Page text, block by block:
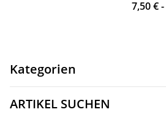
7,50 € -
Kategorien
ARTIKEL SUCHEN